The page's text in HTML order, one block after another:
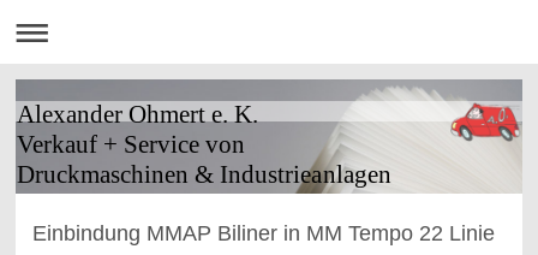
Alexander Ohmert e. K.
Verkauf + Service von
Druckmaschinen & Industrieanlagen
Einbindung MMAP Biliner in MM Tempo 22 Linie